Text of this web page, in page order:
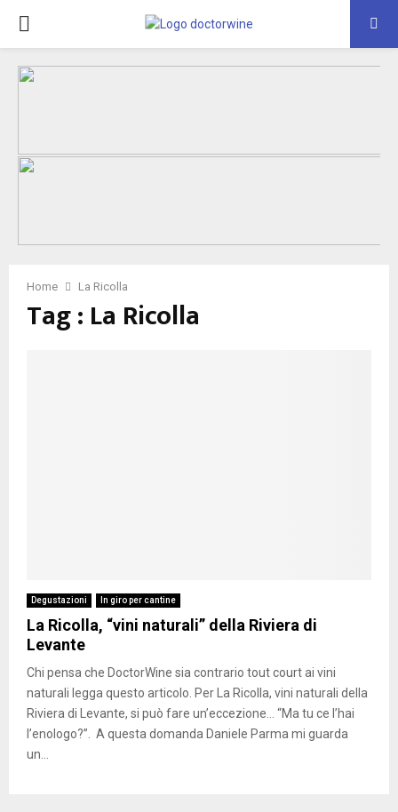
PRIMARY
MENU
Home La Ricolla
Tag : La Ricolla
Degustazioni In giro per cantine
La Ricolla, “vini naturali” della Riviera di
Levante
Chi pensa che DoctorWine sia contrario tout court ai vini
naturali legga questo articolo. Per La Ricolla, vini naturali della
Riviera di Levante, si può fare un’eccezione… “Ma tu ce l’hai
l’enologo?”. A questa domanda Daniele Parma mi guarda
un...